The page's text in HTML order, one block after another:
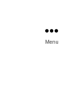
Menu